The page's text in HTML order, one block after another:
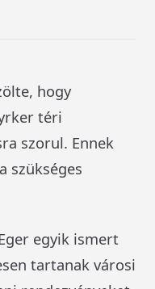
hogy
téri
szorul. Ennek
szükséges
egyik ismert
tartanak városi